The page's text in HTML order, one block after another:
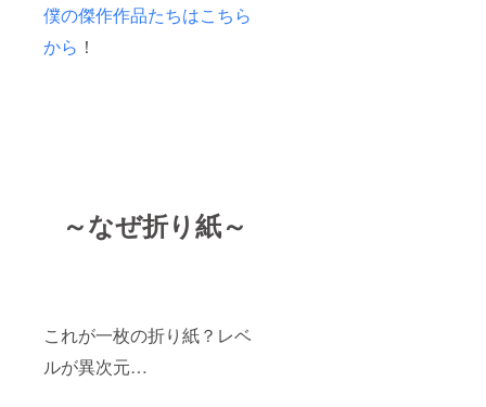
僕の傑作作品たちはこちら
から ！
～なぜ折り紙～
これが一枚の折り紙？レベ
ルが異次元…